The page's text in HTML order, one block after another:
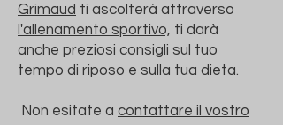
Grimaud ti ascolterà attraverso
l'allenamento sportivo, ti darà
anche preziosi consigli sul tuo
tempo di riposo e sulla tua dieta.
Non esitate a contattare il vostro